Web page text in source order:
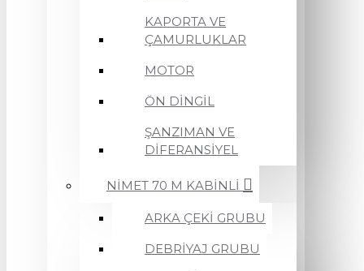
KAPORTA VE
ÇAMURLUKLAR
MOTOR
ÖN DİNGİL
ŞANZIMAN VE
DİFERANSİYEL
NİMET 70 M KABİNLİ
ARKA ÇEKİ GRUBU
DEBRİYAJ GRUBU